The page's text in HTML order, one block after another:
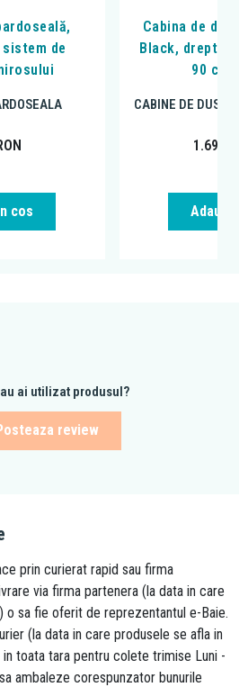
de
cos
Cabina de dus,
Black,
90 cm,
CABINE DE DUS
1.699,00
Adauga
ai utilizat produsul?
review
prin curierat rapid sau firma
via firma partenera (la data in care
o sa fie oferit de reprezentantul e-Baie.
(la data in care produsele se afla in
toata tara pentru colete trimise Luni -
ambaleze corespunzator bunurile